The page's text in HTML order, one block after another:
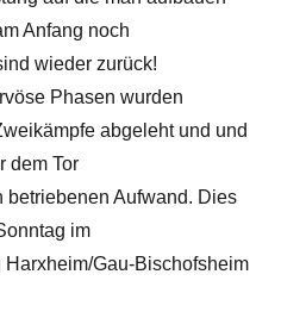
Anfang noch
wieder zurück!
Phasen wurden
abgeleht und und
dem Tor
betriebenen Aufwand. Dies
im
Gau-Bischofsheim